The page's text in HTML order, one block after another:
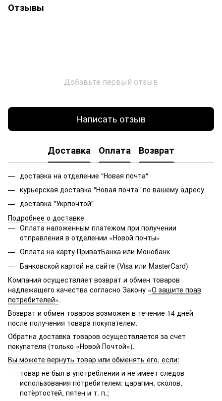
Отзывы
Добавьте первый отзыв
Написать отзыв
Доставка Оплата Возврат
доставка на отделение "Новая почта"
курьерская доставка "Новая почта" по вашему адресу
доставка "Укрпочтой"
Подробнее о доставке
Оплата наложенным платежом при получении
отправления в отделении «Новой почты»
Оплата на карту ПриватБанка или Монобанк
Банковской картой на сайте (Visa или MasterCard)
Компания осуществляет возврат и обмен товаров
надлежащего качества согласно Закону «О защите прав
потребителей».
Возврат и обмен товаров возможен в течение 14 дней
после получения товара покупателем.
Обратна доставка товаров осуществляется за счет
покупателя (только «Новой Почтой»).
Вы можете вернуть товар или обменять его, если:
товар не был в употреблении и не имеет следов
использования потребителем: царапин, сколов,
потёртостей, пятен и т. п.;